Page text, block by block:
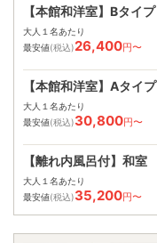
【本館和洋室】Bタイプ
大人１名あたり
最安値(税込)26,400円〜
【本館和洋室】Aタイプ
大人１名あたり
最安値(税込)30,800円〜
【離れ内風呂付】和室
大人１名あたり
最安値(税込)35,200円〜